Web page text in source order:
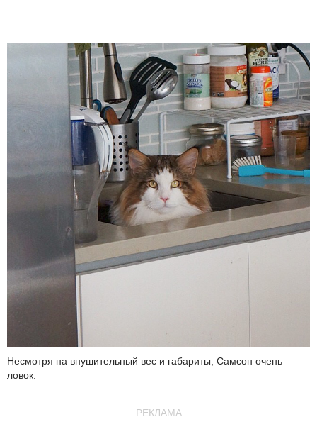
Несмотря на внушительный вес и габариты, Самсон очень
ловок.
РЕКЛАМА